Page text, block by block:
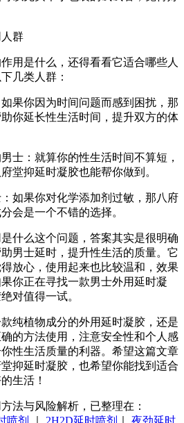
群
用是什么，还得看看它适合哪些人
几类人群：
果你因为时间问题而感到困扰，那
你延长性生活时间，提升双方的体
士：就算你的性生活时间不算短，
堂抑延时凝胶也能帮你做到。
如果你对化学添加剂过敏，那八府
会是一个不错的选择。
什么这个问题，答案其实是很明确
男士延时，提升性生活的质量。它
放心，使用起来也比较温和，效果
你正在寻找一款男士外用延时凝
对值得一试。
纯植物成分的外用延时凝胶，还是
的方法使用，注意安全性和个人感
性生活质量的利器。希望这篇文章
抑延时凝胶，也希望你能找到适合
生活！
法与风险解析，已整理在：